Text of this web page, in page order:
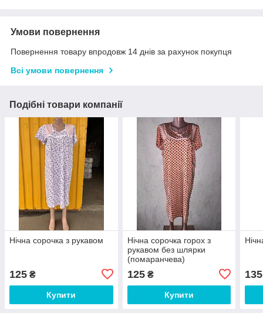
Умови повернення
Повернення товару впродовж 14 днів за рахунок покупця
Всі умови повернення
Подібні товари компанії
Нічна сорочка з рукавом
125 ₴
Купити
Нічна сорочка горох з
рукавом без шлярки
(помаранчева)
125₴
Купити
135